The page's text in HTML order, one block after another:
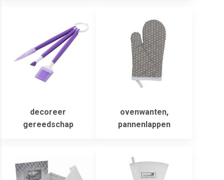
decoreer
gereedschap
ovenwanten,
pannenlappen